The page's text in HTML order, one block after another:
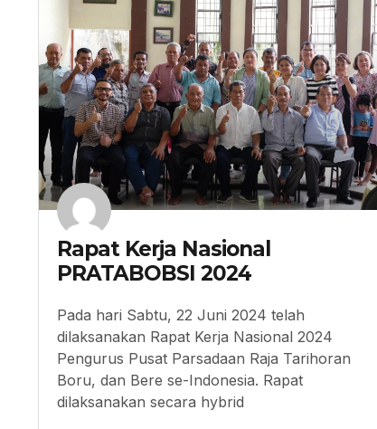
Rapat Kerja Nasional
PRATABOBSI 2024
Pada hari Sabtu, 22 Juni 2024 telah
dilaksanakan Rapat Kerja Nasional 2024
Pengurus Pusat Parsadaan Raja Tarihoran
Boru, dan Bere se-Indonesia. Rapat
dilaksanakan secara hybrid